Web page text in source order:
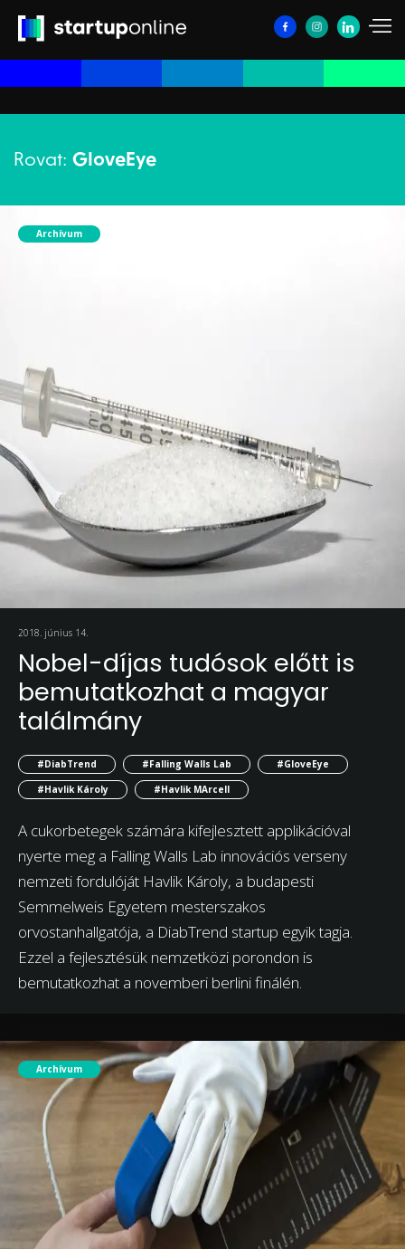
Rovat: GloveEye
Archívum
2018. június 14.
Nobel-díjas tudósok előtt is
bemutatkozhat a magyar
találmány
#DiabTrend #Falling Walls Lab
#GloveEye
#Havlik Károly
#Havlik MArcell
A cukorbetegek számára kifejlesztett applikációval
nyerte meg a Falling Walls Lab innovációs verseny
nemzeti fordulóját Havlik Károly, a budapesti
Semmelweis Egyetem mesterszakos
orvostanhallgatója, a DiabTrend startup egyik tagja.
Ezzel a fejlesztésük nemzetközi porondon is
bemutatkozhat a novemberi berlini finálén.
Archívum